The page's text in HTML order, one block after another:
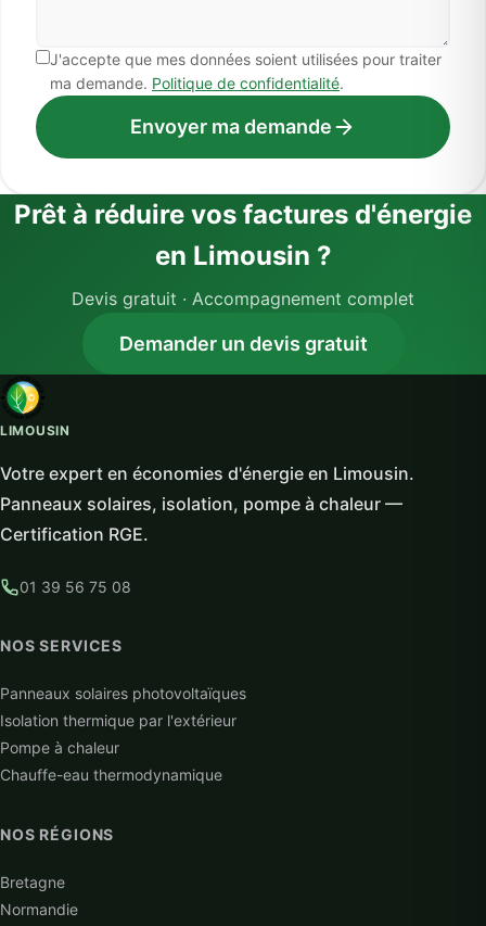
J'accepte que mes données soient utilisées pour traiter
ma demande. Politique de confidentialité.
Envoyer ma demande
Prêt à réduire vos factures d'énergie
en Limousin ?
Devis gratuit · Accompagnement complet
Demander un devis gratuit
LIMOUSIN
Votre expert en économies d'énergie en Limousin.
Panneaux solaires, isolation, pompe à chaleur —
Certification RGE.
01 39 56 75 08
NOS SERVICES
Panneaux solaires photovoltaïques
Isolation thermique par l'extérieur
Pompe à chaleur
Chauffe-eau thermodynamique
NOS RÉGIONS
Bretagne
Normandie